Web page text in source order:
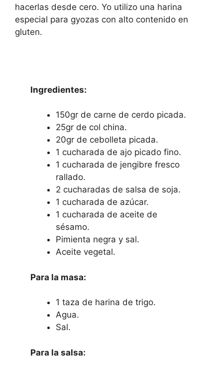
hacerlas desde cero. Yo utilizo una harina
especial para gyozas con alto contenido en
gluten.
Ingredientes:
150gr de carne de cerdo picada.
25gr de col china.
20gr de cebolleta picada.
1 cucharada de ajo picado fino.
1 cucharada de jengibre fresco
rallado.
2 cucharadas de salsa de soja.
1 cucharada de azúcar.
1 cucharada de aceite de
sésamo.
Pimienta negra y sal.
Aceite vegetal.
Para la masa:
1 taza de harina de trigo.
Agua.
Sal.
Para la salsa: